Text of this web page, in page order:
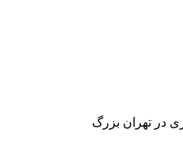
در تهران بزرگ